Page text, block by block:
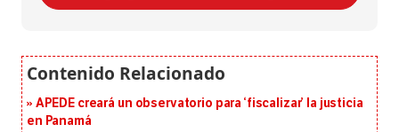
APEDE creará un observatorio para ‘fiscalizar’ la justicia
en Panamá